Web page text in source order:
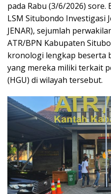
pada Rabu (3/6/2026)
LSM Situbondo Investigasi
JENAR), sejumlah
ATR/BPN Kabupaten
kronologi lengkap beserta
yang mereka miliki terkait
(HGU) di wilayah tersebut.